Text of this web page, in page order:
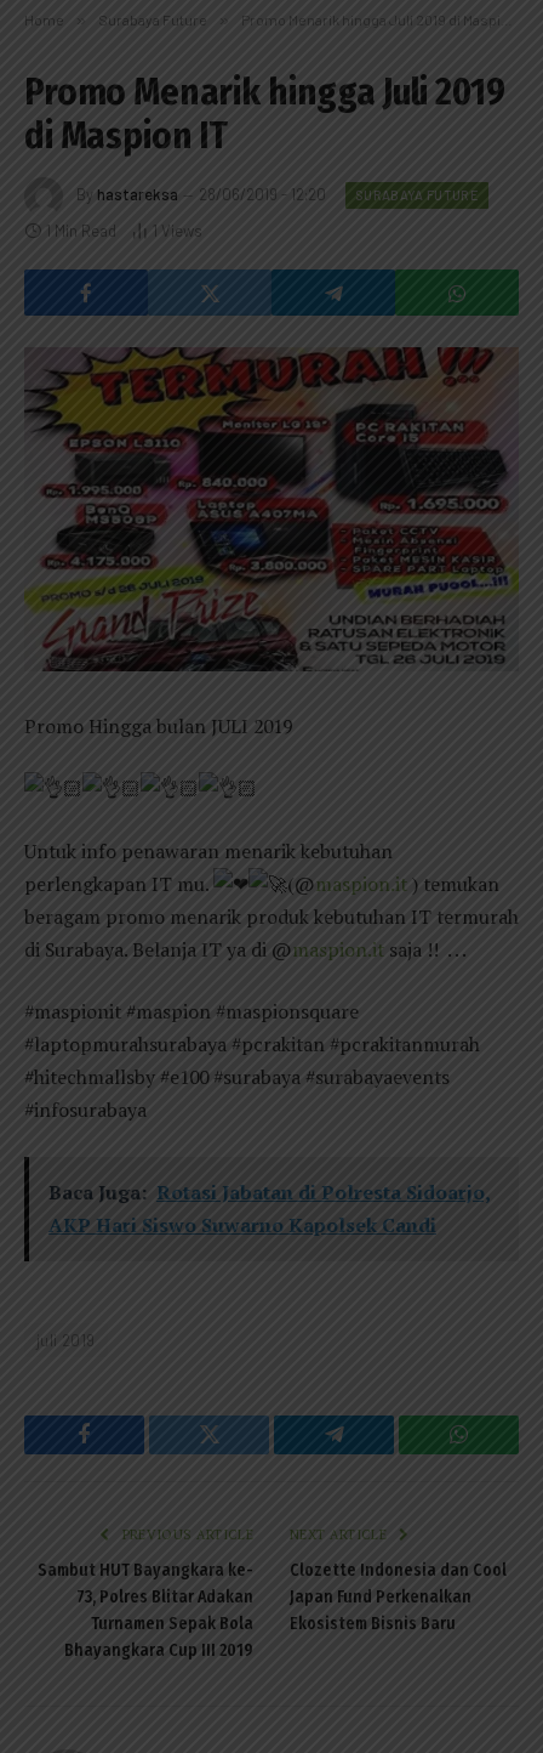
Home » Surabaya Future » Promo Menarik hingga Juli 2019 di Maspion IT
Promo Menarik hingga Juli 2019
di Maspion IT
By hastareksa 28/06/2019 - 12:20 SURABAYA FUTURE
1 Min Read 1 Views
Promo Hingga bulan JULI 2019
🏻 🏻 🏻 🏻
Untuk info penawaran menarik kebutuhan
perlengkapan IT mu.
(@maspion.it) temukan
beragam promo menarik produk kebutuhan IT termurah
di Surabaya. Belanja IT ya di @maspion.it saja !! . . .
#maspionit #maspion #maspionsquare
#laptopmurahsurabaya #pcrakitan #pcrakitanmurah
#hitechmallsby #e100 #surabaya #surabayaevents
#infosurabaya
Baca Juga: Rotasi Jabatan di Polresta Sidoarjo,
AKP Hari Siswo Suwarno Kapolsek Candi
juli 2019
Facebook Twitter Telegram
PREVIOUS ARTICLE
Sambut HUT Bayangkara ke-
73, Polres Blitar Adakan
Turnamen Sepak Bola
Bhayangkara Cup III 2019
NEXT ARTICLE
Clozette Indonesia dan Cool
Japan Fund Perkenalkan
Ekosistem Bisnis Baru